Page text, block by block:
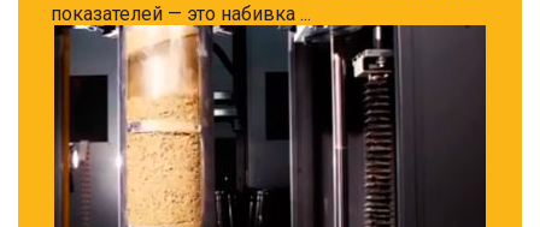
показателей — это набивка ...